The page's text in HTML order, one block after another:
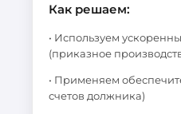
Как решаем:
• Используем
(приказное
• Применяем
счетов должника)